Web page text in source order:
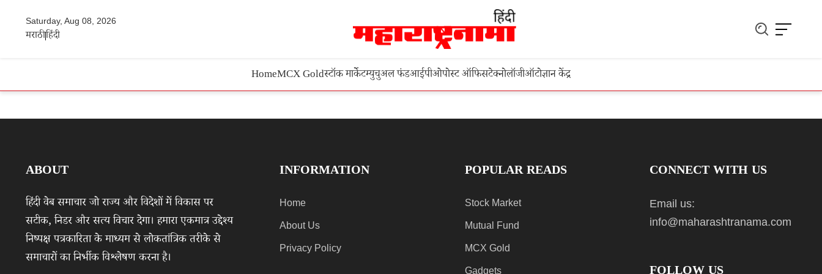
Saturday, Aug 08, 2026
मराठीहिंदी
HomeMCX Goldस्टॉक मार्केटम्युचुअल फंडआईपीओपोस्ट ऑफिसटेक्नोलॉजीऑटोज्ञान केंद्र
ABOUT
हिंदी वेब समाचार जो राज्य और विदेशों में विकास पर
सटीक, निडर और सत्य विचार देगा। हमारा एकमात्र उद्देश्य
निष्पक्ष पत्रकारिता के माध्यम से लोकतांत्रिक तरीके से
समाचारों का निर्भीक विश्लेषण करना है।
INFORMATION
Home
About Us
Privacy Policy
POPULAR READS
Stock Market
Mutual Fund
MCX Gold
Gadgets
CONNECT WITH US
Email us:
info@maharashtranama.com